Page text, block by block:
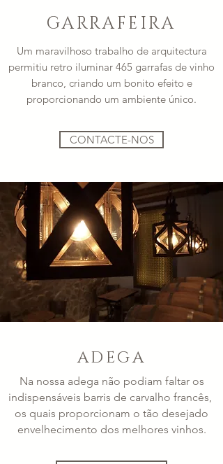
GARRAFEIRA
Um maravilhoso trabalho de arquitectura
permitiu retro iluminar 465 garrafas de vinho
branco, criando um bonito efeito e
proporcionando um ambiente único.
CONTACTE-NOS
ADEGA
Na nossa adega não podiam faltar os
indispensáveis barris de carvalho francês,
os quais proporcionam o tão desejado
envelhecimento dos melhores vinhos.